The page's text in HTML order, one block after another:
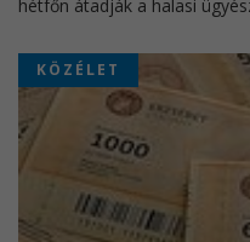
hétfőn átadják a halasi
KÖZÉLET